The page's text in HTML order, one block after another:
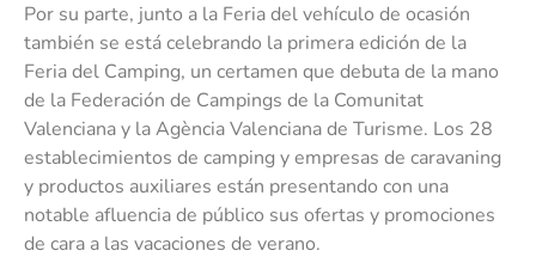
Por su parte, junto a la Feria del vehículo de ocasión
también se está celebrando la primera edición de la
Feria del Camping, un certamen que debuta de la mano
de la Federación de Campings de la Comunitat
Valenciana y la Agència Valenciana de Turisme. Los 28
establecimientos de camping y empresas de caravaning
y productos auxiliares están presentando con una
notable afluencia de público sus ofertas y promociones
de cara a las vacaciones de verano.